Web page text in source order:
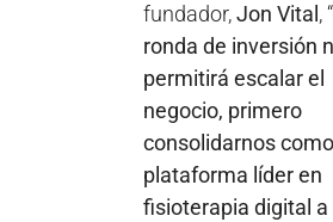
fundador,Jon Vital , “
ronda de inversión
permitirá escalar el
negocio, primero
consolidarnos como
plataforma líder en
fisioterapia digital a